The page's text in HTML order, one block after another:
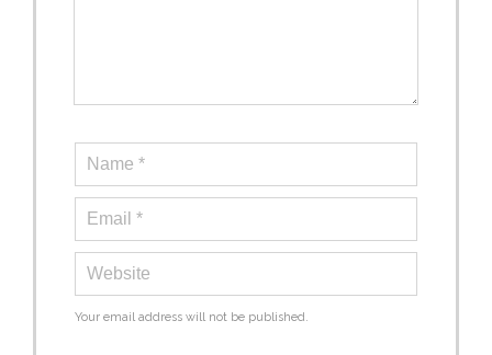
Your email address will not be published.